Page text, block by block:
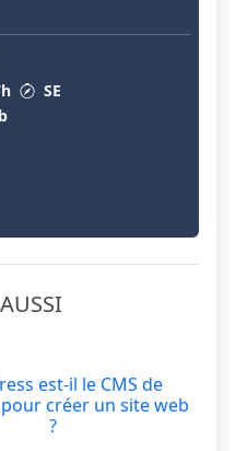
SE
est-il le CMS de
créer un site web
?